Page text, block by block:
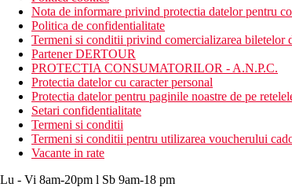
Masa
All Inclusive:
Mic dejun, pranz si cina tip bufet
Gustare usoara (11:00-18:00)
Cafea, ceai si desert (16:00-17:00)
Bauturi racoritoare si alcoolice (10:00-24:00)
Categoria oficiala
4 stele
Distanţe
Nota de informare privind protectia datelor pentru
Politica de confidentialitate
Termeni si conditii privind comercializarea biletelor
Partener DERTOUR
PROTECTIA CONSUMATORILOR - A.N.P.C.
Protectia datelor cu caracter personal
Protectia datelor pentru paginile noastre de pe
Setari confidentialitate
Termeni si conditii
Termeni si conditii pentru utilizarea voucherului
Vacante in rate
Lu - Vi 8am-20pm l Sb 9am-18 pm